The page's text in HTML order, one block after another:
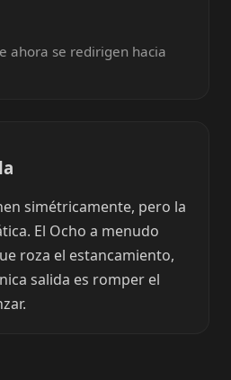
ahora se redirigen hacia
simétricamente, pero la
El Ocho a menudo
roza el estancamiento,
salida es romper el